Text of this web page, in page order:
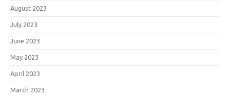
August 2023
July 2023
June 2023
May 2023
April 2023
March 2023